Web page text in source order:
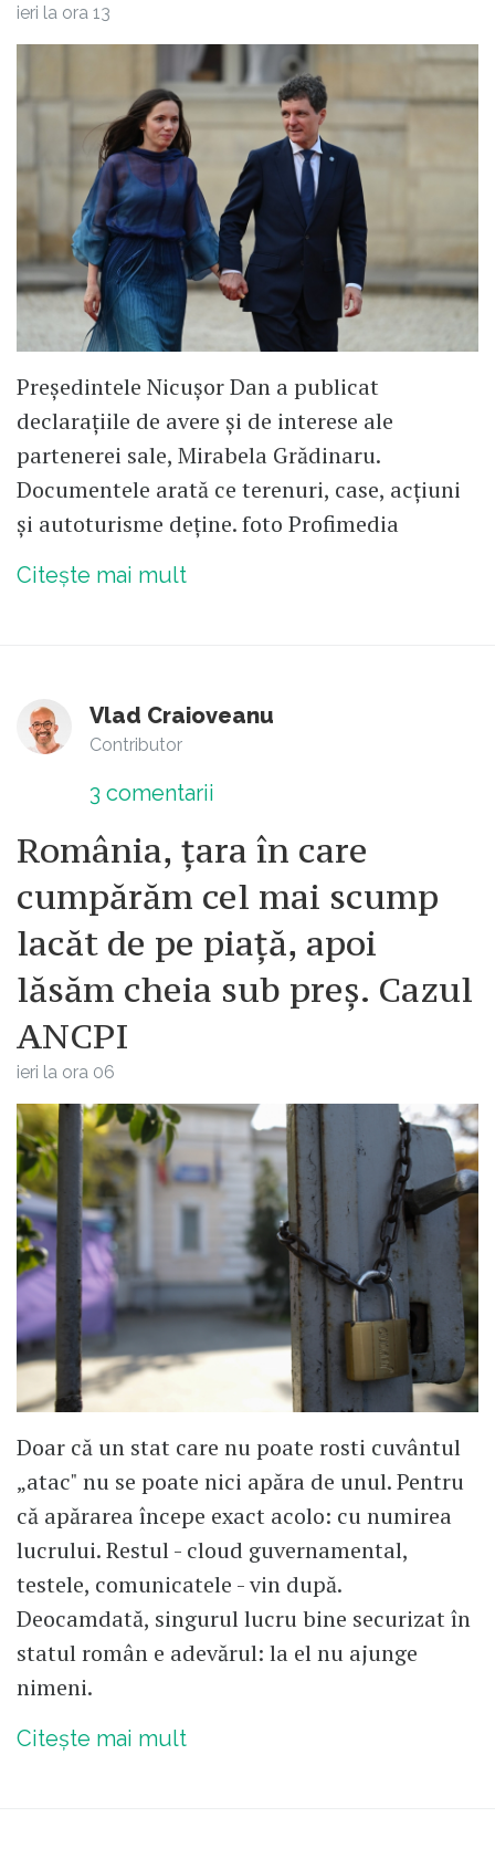
ieri la ora 13
Președintele Nicușor Dan a publicat
declarațiile de avere și de interese ale
partenerei sale, Mirabela Grădinaru.
Documentele arată ce terenuri, case, acțiuni
și autoturisme deține. foto Profimedia
Citește mai mult
Vlad Craioveanu
Contributor
3 comentarii
România, țara în care
cumpărăm cel mai scump
lacăt de pe piață, apoi
lăsăm cheia sub preș. Cazul
ANCPI
ieri la ora 06
Doar că un stat care nu poate rosti cuvântul
„atac" nu se poate nici apăra de unul. Pentru
că apărarea începe exact acolo: cu numirea
lucrului. Restul - cloud guvernamental,
testele, comunicatele - vin după.
Deocamdată, singurul lucru bine securizat în
statul român e adevărul: la el nu ajunge
nimeni.
Citește mai mult